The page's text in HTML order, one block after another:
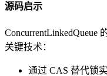
源码启示
ConcurrentLinkedQueue
关键技术：
通过 CAS 替代锁